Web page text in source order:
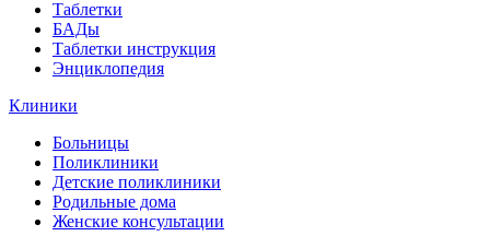
Таблетки
БАДы
Таблетки инструкция
Энциклопедия
Клиники
Больницы
Поликлиники
Детские поликлиники
Родильные дома
Женские консультации